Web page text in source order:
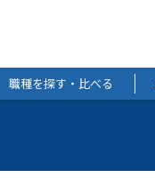
職種を探す・比べる